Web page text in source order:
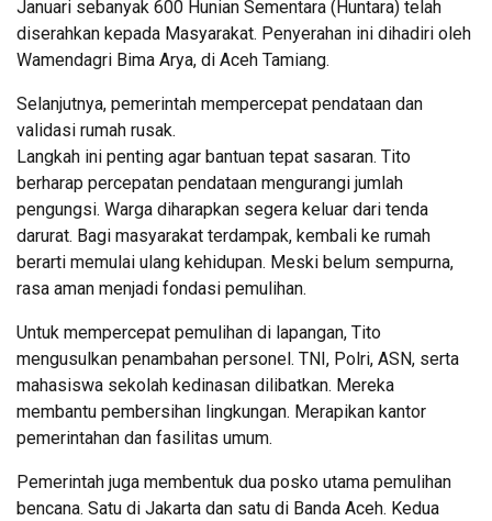
Januari sebanyak 600 Hunian Sementara (Huntara) telah
diserahkan kepada Masyarakat. Penyerahan ini dihadiri oleh
Wamendagri Bima Arya, di Aceh Tamiang.
Selanjutnya, pemerintah mempercepat pendataan dan
validasi rumah rusak.
Langkah ini penting agar bantuan tepat sasaran. Tito
berharap percepatan pendataan mengurangi jumlah
pengungsi. Warga diharapkan segera keluar dari tenda
darurat. Bagi masyarakat terdampak, kembali ke rumah
berarti memulai ulang kehidupan. Meski belum sempurna,
rasa aman menjadi fondasi pemulihan.
Untuk mempercepat pemulihan di lapangan, Tito
mengusulkan penambahan personel. TNI, Polri, ASN, serta
mahasiswa sekolah kedinasan dilibatkan. Mereka
membantu pembersihan lingkungan. Merapikan kantor
pemerintahan dan fasilitas umum.
Pemerintah juga membentuk dua posko utama pemulihan
bencana. Satu di Jakarta dan satu di Banda Aceh. Kedua